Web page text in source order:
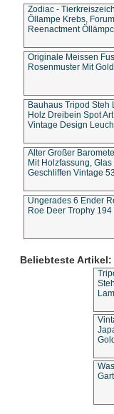
Zodiac -
Öllampe Krebs,
Reenactment
Originale Meissen
Rosenmuster Mit
Bauhaus Tripod Steh
Holz Dreibein Spot
Vintage Design
Alter Großer
Mit Holzfassung, Glas
Geschliffen Vintage
Ungerades 6 Ender
Roe Deer Trophy 194
Beliebteste Artikel: